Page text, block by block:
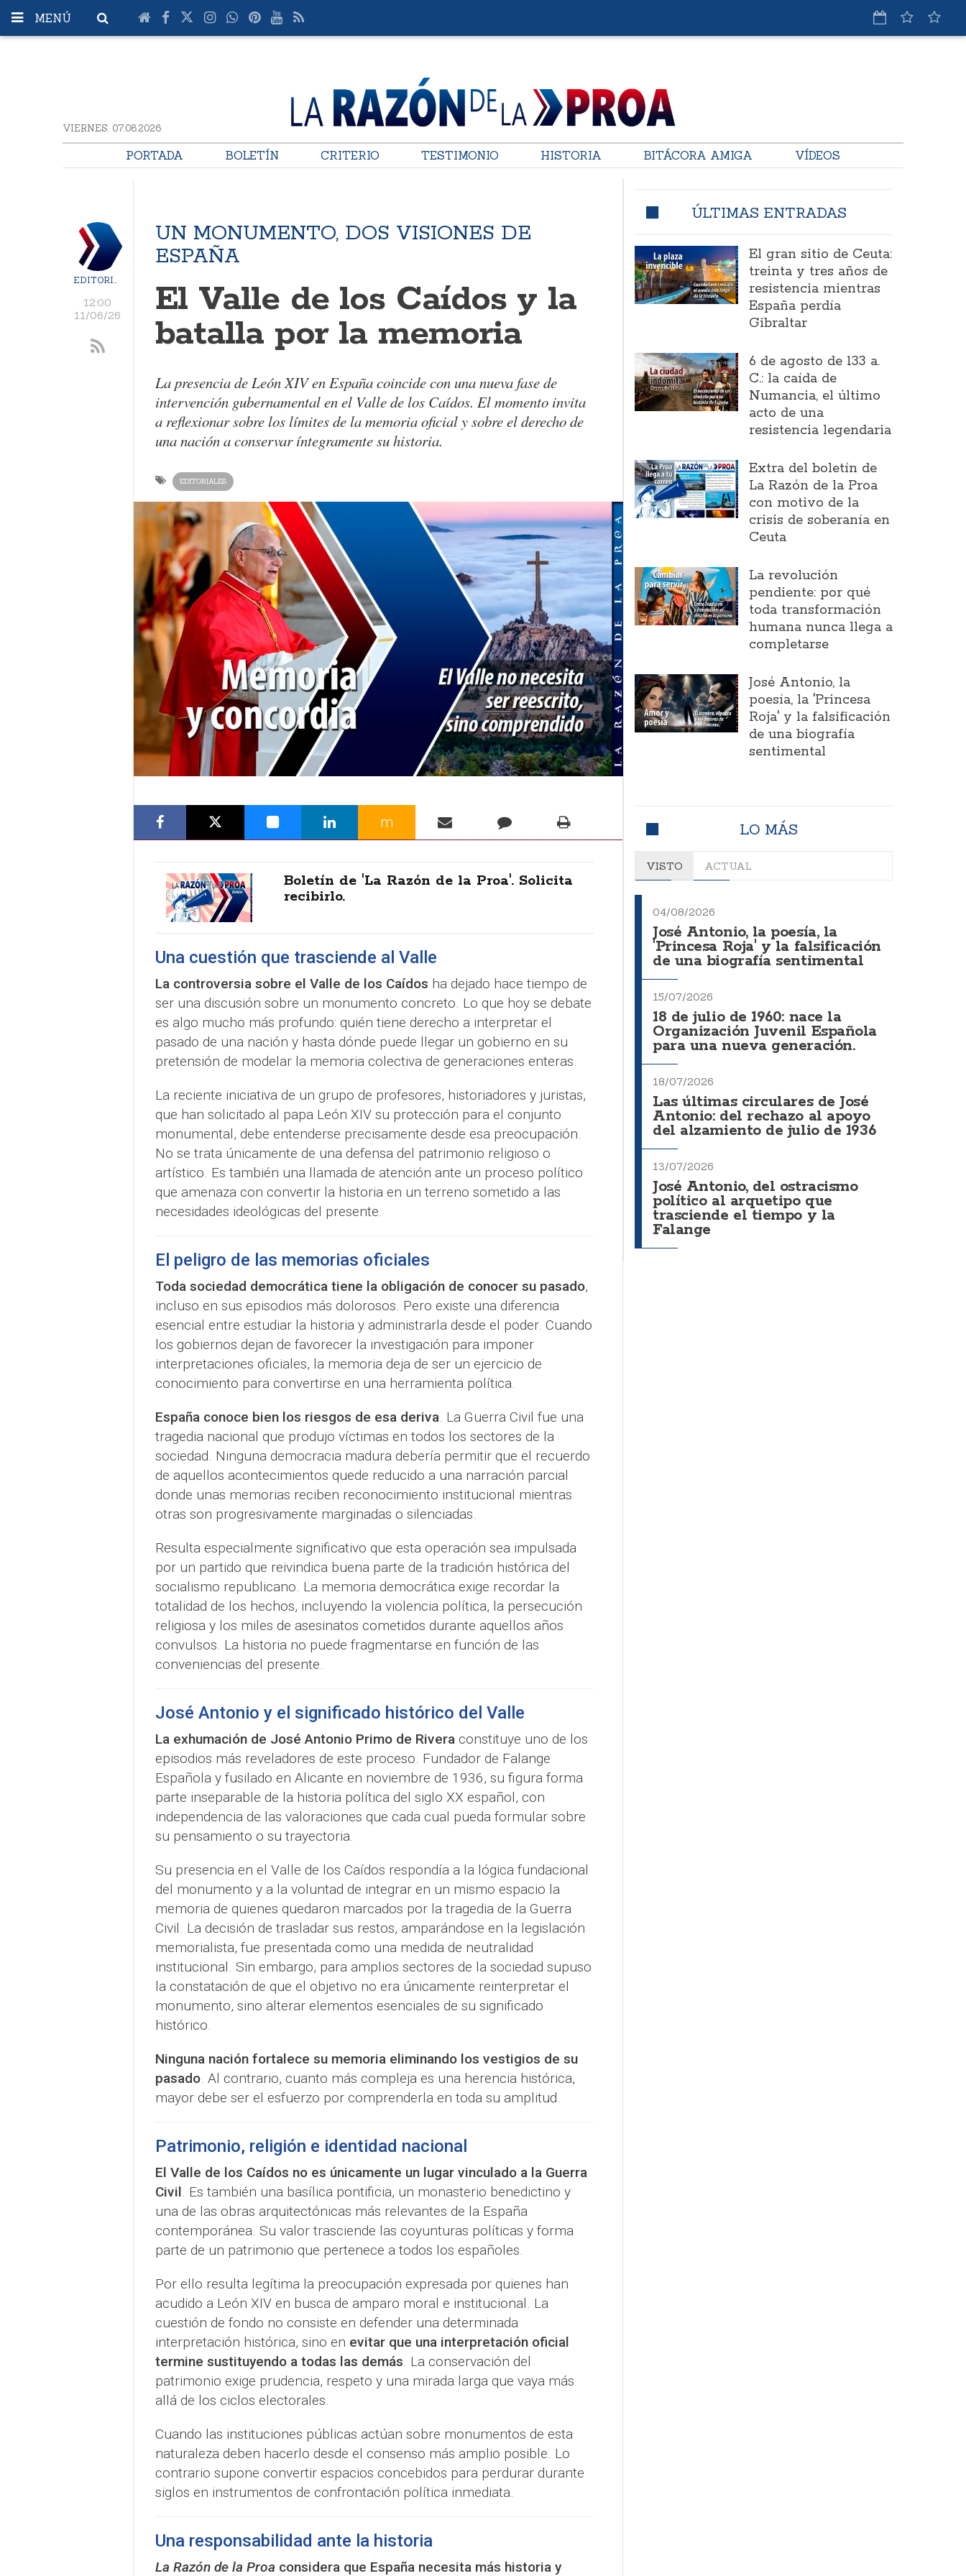
MENÚ
VIERNES. 07.08.2026
PORTADA BOLETÍN CRITERIO TESTIMONIO HISTORIA BITÁCORA AMIGA VÍDEOS
12:00
11/06/26
UN MONUMENTO, DOS VISIONES DE
ESPAÑA
El Valle de los Caídos y la
batalla por la memoria
La presencia de León XIV en España coincide con una nueva fase de
intervención gubernamental en el Valle de los Caídos. El momento invita
a reflexionar sobre los límites de la memoria oficial y sobre el derecho de
una nación a conservar íntegramente su historia.
EDITORIALES
m
Boletín de 'La Razón de la Proa'. Solicita
recibirlo.
Una cuestión que trasciende al Valle
La controversia sobre el Valle de los Caídos ha dejado hace tiempo de
ser una discusión sobre un monumento concreto. Lo que hoy se debate
es algo mucho más profundo: quién tiene derecho a interpretar el
pasado de una nación y hasta dónde puede llegar un gobierno en su
pretensión de modelar la memoria colectiva de generaciones enteras.
La reciente iniciativa de un grupo de profesores, historiadores y juristas,
que han solicitado al papa León XIV su protección para el conjunto
monumental, debe entenderse precisamente desde esa preocupación.
No se trata únicamente de una defensa del patrimonio religioso o
artístico. Es también una llamada de atención ante un proceso político
que amenaza con convertir la historia en un terreno sometido a las
necesidades ideológicas del presente.
El peligro de las memorias oficiales
Toda sociedad democrática tiene la obligación de conocer su pasado,
incluso en sus episodios más dolorosos. Pero existe una diferencia
esencial entre estudiar la historia y administrarla desde el poder. Cuando
los gobiernos dejan de favorecer la investigación para imponer
interpretaciones oficiales, la memoria deja de ser un ejercicio de
conocimiento para convertirse en una herramienta política.
España conoce bien los riesgos de esa deriva. La Guerra Civil fue una
tragedia nacional que produjo víctimas en todos los sectores de la
sociedad. Ninguna democracia madura debería permitir que el recuerdo
de aquellos acontecimientos quede reducido a una narración parcial
donde unas memorias reciben reconocimiento institucional mientras
otras son progresivamente marginadas o silenciadas.
Resulta especialmente significativo que esta operación sea impulsada
por un partido que reivindica buena parte de la tradición histórica del
socialismo republicano. La memoria democrática exige recordar la
totalidad de los hechos, incluyendo la violencia política, la persecución
religiosa y los miles de asesinatos cometidos durante aquellos años
convulsos. La historia no puede fragmentarse en función de las
conveniencias del presente.
José Antonio y el significado histórico del Valle
La exhumación de José Antonio Primo de Riveraconstituye uno de los
episodios más reveladores de este proceso. Fundador de Falange
Española y fusilado en Alicante en noviembre de 1936, su figura forma
parte inseparable de la historia política del siglo XX español, con
independencia de las valoraciones que cada cual pueda formular sobre
su pensamiento o su trayectoria.
Su presencia en el Valle de los Caídos respondía a la lógica fundacional
del monumento y a la voluntad de integrar en un mismo espacio la
memoria de quienes quedaron marcados por la tragedia de la Guerra
Civil. La decisión de trasladar sus restos, amparándose en la legislación
memorialista, fue presentada como una medida de neutralidad
institucional. Sin embargo, para amplios sectores de la sociedad supuso
la constatación de que el objetivo no era únicamente reinterpretar el
monumento, sino alterar elementos esenciales de su significado
histórico.
Ninguna nación fortalece su memoria eliminando los vestigios de su
pasado. Al contrario, cuanto más compleja es una herencia histórica,
mayor debe ser el esfuerzo por comprenderla en toda su amplitud.
Patrimonio, religión e identidad nacional
El Valle de los Caídos no es únicamente un lugar vinculado a la Guerra
Civil. Es también una basílica pontificia, un monasterio benedictino y
una de las obras arquitectónicas más relevantes de la España
contemporánea. Su valor trasciende las coyunturas políticas y forma
parte de un patrimonio que pertenece a todos los españoles.
Por ello resulta legítima la preocupación expresada por quienes han
acudido a León XIV en busca de amparo moral e institucional. La
cuestión de fondo no consiste en defender una determinada
interpretación histórica, sino en evitar que una interpretación oficial
termine sustituyendo a todas las demás. La conservación del
patrimonio exige prudencia, respeto y una mirada larga que vaya más
allá de los ciclos electorales.
Cuando las instituciones públicas actúan sobre monumentos de esta
naturaleza deben hacerlo desde el consenso más amplio posible. Lo
contrario supone convertir espacios concebidos para perdurar durante
siglos en instrumentos de confrontación política inmediata.
Una responsabilidad ante la historia
La Razón de la Proa considera que España necesita más historia y
ÚLTIMAS ENTRADAS
El gran sitio de Ceuta:
treinta y tres años de
resistencia mientras
España perdía
Gibraltar
6 de agosto de 133 a.
C.: la caída de
Numancia, el último
acto de una
resistencia legendaria
Extra del boletín de
La Razón de la Proa
con motivo de la
crisis de soberanía en
Ceuta
La revolución
pendiente: por qué
toda transformación
humana nunca llega a
completarse
José Antonio, la
poesía, la 'Princesa
Roja' y la falsificación
de una biografía
sentimental
LO MÁS
VISTO ACTUAL
04/08/2026
José Antonio, la poesía, la
'Princesa Roja' y la falsificación
de una biografía sentimental
15/07/2026
18 de julio de 1960: nace la
Organización Juvenil Española
para una nueva generación.
18/07/2026
Las últimas circulares de José
Antonio: del rechazo al apoyo
del alzamiento de julio de 1936
13/07/2026
José Antonio, del ostracismo
político al arquetipo que
trasciende el tiempo y la
Falange